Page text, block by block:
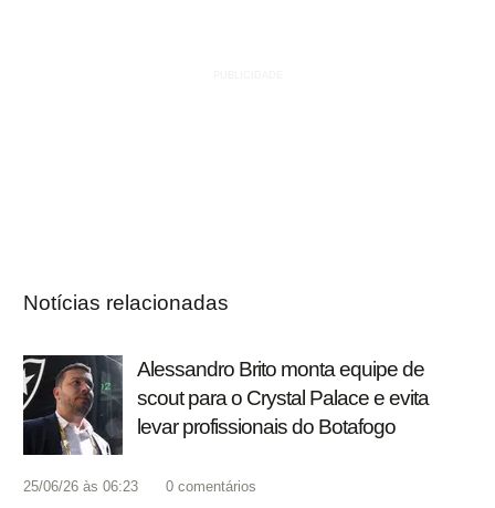
Notícias relacionadas
Alessandro Brito monta equipe de
scout para o Crystal Palace e evita
levar profissionais do Botafogo
25/06/26 às 06:23 0 comentários